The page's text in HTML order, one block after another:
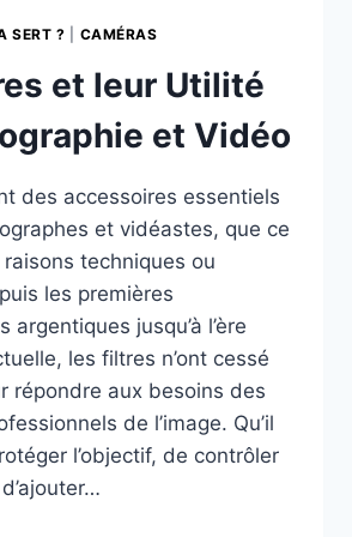
SERT ? CAMÉRAS
et leur Utilité
et Vidéo
des accessoires essentiels
et vidéastes, que ce
techniques ou
les premières
argentiques jusqu’à l’ère
les filtres n’ont cessé
répondre aux besoins des
de l’image. Qu’il
l’objectif, de contrôler